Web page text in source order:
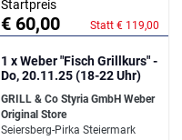
Startpreis
€ 60,00 Statt € 119,00
1 x Weber "Fisch Grillkurs" -
Do, 20.11.25 (18-22 Uhr)
GRILL & Co Styria GmbH Weber
Original Store
Seiersberg-Pirka Steiermark